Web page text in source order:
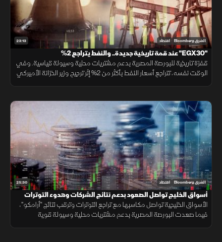
23:13 الشرق Bloomberg اقتصاد
"EGX30" عند قمة تاريخية جديدة.. والنفط يتراجع 2%
قفزة تاريخية للبورصة المصرية بدعم مشتريات محلية وسيولة قياسية. وفي
الوقت نفسه، تتراجع أسعار النفط بأكثر من 2% إثر ترجيح وزير الخزانة الأميركي
25:30 الشرق Bloomberg اقتصاد
أسواق الخليج تواصل الصعود بدعم نتائج الشركات وهدوء التوترات
الأسواق الخليجية تواصل مكاسبها مع تراجع التوترات وترقب نتائج "أرامكو"،
فيما صعدت البورصة المصرية بدعم مشتريات محلية وسيولة قوية